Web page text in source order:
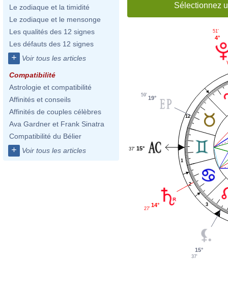
Le zodiaque et la timidité
Le zodiaque et le mensonge
Les qualités des 12 signes
Les défauts des 12 signes
+ Voir tous les articles
Compatibilité
Astrologie et compatibilité
Affinités et conseils
Affinités de couples célèbres
Ava Gardner et Frank Sinatra
Compatibilité du Bélier
+ Voir tous les articles
Sélectionnez
1
2
3
12
4°
51'
19°
59'
15°
37'
14°
27'
15°
37'